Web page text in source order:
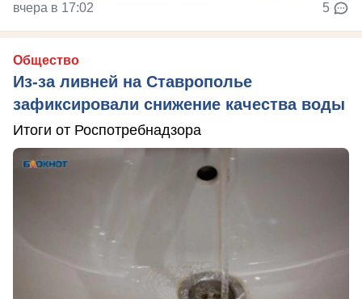
вчера в 17:02 5
Общество
Из-за ливней на Ставрополье
зафиксировали снижение качества воды
Итоги от Роспотребнадзора